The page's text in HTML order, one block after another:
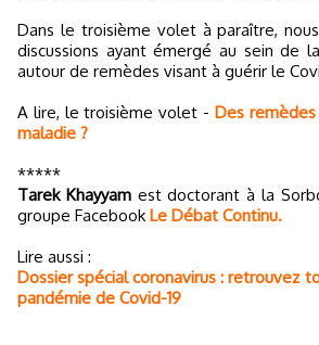
Dans le troisième volet à paraître,
discussions ayant émergé au sein de la
autour de remèdes visant à guérir le
A lire, le troisième volet - Des
maladie ?
*****
Tarek Khayyamest doctorant à la
groupe FacebookLe Débat Continu.
Lire aussi :
Dossier spécial coronavirus : retrouvez
pandémie de Covid-19